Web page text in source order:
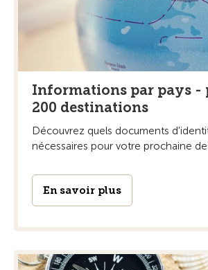
Informations par pays -
200 destinations
Découvrez quels documents
nécessaires pour votre prochaine
En savoir plus